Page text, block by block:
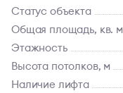
Статус объекта
Общая площадь, кв. м
Этажность
Высота потолков, м
Наличие лифта